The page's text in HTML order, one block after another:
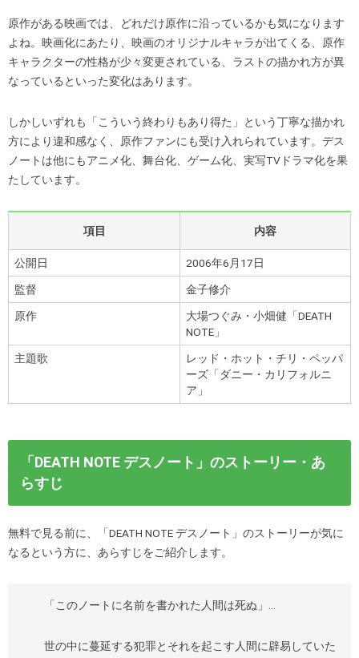
原作がある映画では、どれだけ原作に沿っているかも気になります
よね。映画化にあたり、映画のオリジナルキャラが出てくる、原作
キャラクターの性格が少々変更されている、ラストの描かれ方が異
なっているといった変化はあります。
しかしいずれも「こういう終わりもあり得た」という丁寧な描かれ
方により違和感なく、原作ファンにも受け入れられています。デス
ノートは他にもアニメ化、舞台化、ゲーム化、実写TVドラマ化を果
たしています。
項目 内容
公開日 2006年6月17日
監督 金子修介
原作
大場つぐみ・小畑健「DEATH
NOTE」
主題歌
レッド・ホット・チリ・ペッパ
ーズ「ダニー・カリフォルニ
ア」
「DEATH NOTE デスノート」のストーリー・あ
らすじ
無料で見る前に、「DEATH NOTE デスノート」のストーリーが気に
なるという方に、あらすじをご紹介します。
「このノートに名前を書かれた人間は死ぬ」…
世の中に蔓延する犯罪とそれを起こす人間に辟易していた